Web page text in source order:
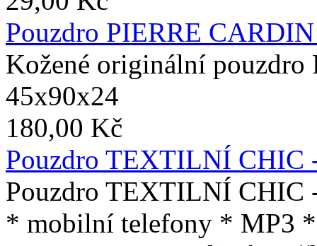
Pouzdro PIERRE
Kožené originální
45x90x24
180,00 Kč
Pouzdro TEXTILNÍ CHIC
Pouzdro TEXTILNÍ CHIC
* mobilní telefony * MP3